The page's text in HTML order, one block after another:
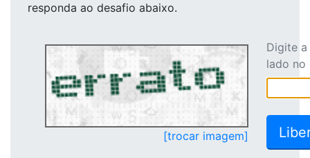
responda ao desafio abaixo.
[trocar imagem]
Digite
lado no